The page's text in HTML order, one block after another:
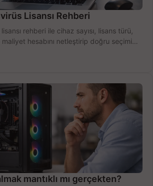
Lisansı Rehberi
rehberi ile cihaz sayısı, lisans türü,
hesabını netleştirip doğru seçimi
mantıklı mı gerçekten?